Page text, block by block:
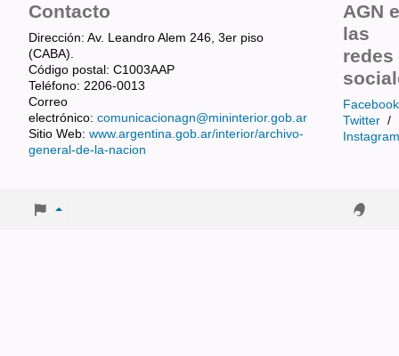
Contacto
Dirección: Av. Leandro Alem 246, 3er piso
(CABA).
Código postal: C1003AAP
Teléfono: 2206-0013
Correo
electrónico: comunicacionagn@mininterior.gob.ar
Sitio Web: www.argentina.gob.ar/interior/archivo-
general-de-la-nacion
AGN
las
redes
Facebook
Twitter /
Instagram